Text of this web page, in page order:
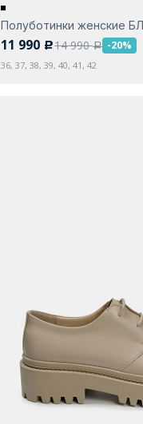
Полуботинки женские
11 990 c14 990a -20%
36, 37, 38, 39, 40, 41, 42